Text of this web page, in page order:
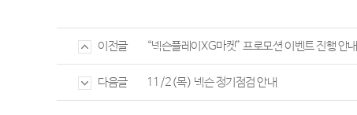
이전글 “넥슨플레이XG마켓” 프로모션 이벤트 진행 안내
다음글 11/2(목) 넥슨 정기점검 안내